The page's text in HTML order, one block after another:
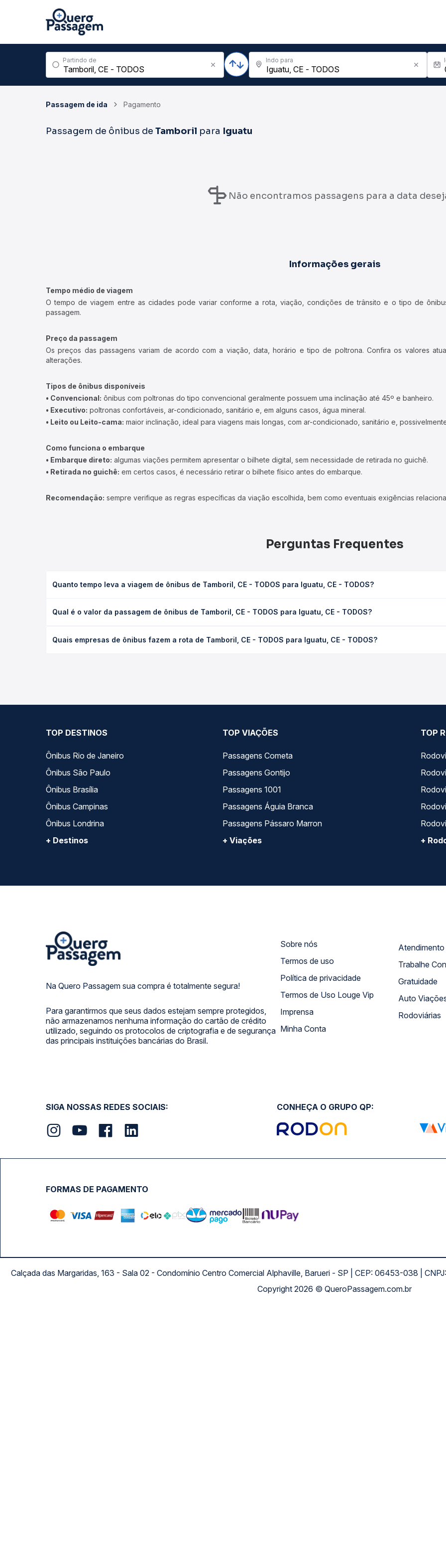
Partindo de Indo para
Passagem de ida Pagamento
Passagem de ônibus de Tamboril para Iguatu
Não encontramos passagens para a data
Informações gerais
Tempo médio de viagem
O tempo de viagem entre as cidades pode variar conforme a rota, viação, condições de trânsito e o tipo de
passagem.
Preço da passagem
Os preços das passagens variam de acordo com a viação, data, horário e tipo de poltrona. Confira os valores
alterações.
Tipos de ônibus disponíveis
• Convencional: ônibus com poltronas do tipo convencional geralmente possuem uma inclinação até 45º e banheiro.
• Executivo: poltronas confortáveis, ar-condicionado, sanitário e, em alguns casos, água mineral.
• Leito ou Leito-cama: maior inclinação, ideal para viagens mais longas, com ar-condicionado, sanitário e,
Como funciona o embarque
• Embarque direto: algumas viações permitem apresentar o bilhete digital, sem necessidade de retirada no guichê.
• Retirada no guichê: em certos casos, é necessário retirar o bilhete físico antes do embarque.
Recomendação: sempre verifique as regras específicas da viação escolhida, bem como eventuais exigências
Perguntas Frequentes
Quanto tempo leva a viagem de ônibus de Tamboril, CE - TODOS para Iguatu, CE - TODOS?
executivo ou leito) e as condições de tráfego. Na Quero Passagem você consulta os horários disponíveis e vê a
Qual é o valor da passagem de ônibus de Tamboril, CE - TODOS para Iguatu, CE - TODOS?
tipo de poltrona e a antecedência da compra. Na Quero Passagem você compara os preços de todas as viações em
Quais empresas de ônibus fazem a rota de Tamboril, CE - TODOS para Iguatu, CE - TODOS?
TOP DESTINOS
Ônibus Rio de Janeiro
Ônibus São Paulo
Ônibus Brasília
Ônibus Campinas
Ônibus Londrina
+ Destinos
TOP VIAÇÕES
Passagens Cometa
Passagens Gontijo
Passagens 1001
Passagens Águia Branca
Passagens Pássaro Marron
+ Viações
TOP
+
Na Quero Passagem sua compra é totalmente segura!
Para garantirmos que seus dados estejam sempre protegidos,
não armazenamos nenhuma informação do cartão de crédito
utilizado, seguindo os protocolos de criptografia e de segurança
das principais instituições bancárias do Brasil.
Sobre nós
Termos de uso
Política de privacidade
Termos de Uso Louge Vip
Imprensa
Minha Conta
Trabalhe
Gratuidade
Auto
Rodoviárias
SIGA NOSSAS REDES SOCIAIS: CONHEÇA O GRUPO QP:
FORMAS DE PAGAMENTO
Calçada das Margaridas, 163 - Sala 02 - Condomínio Centro Comercial Alphaville, Barueri - SP | CEP: 06453-038 |
Copyright 2026 © QueroPassagem.com.br